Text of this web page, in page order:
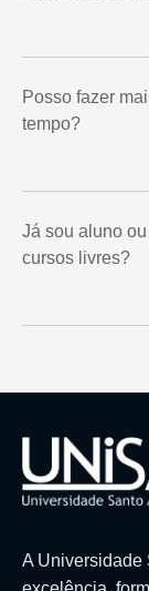
Posso fazer
tempo?
Já sou aluno
cursos livres?
A Universidade